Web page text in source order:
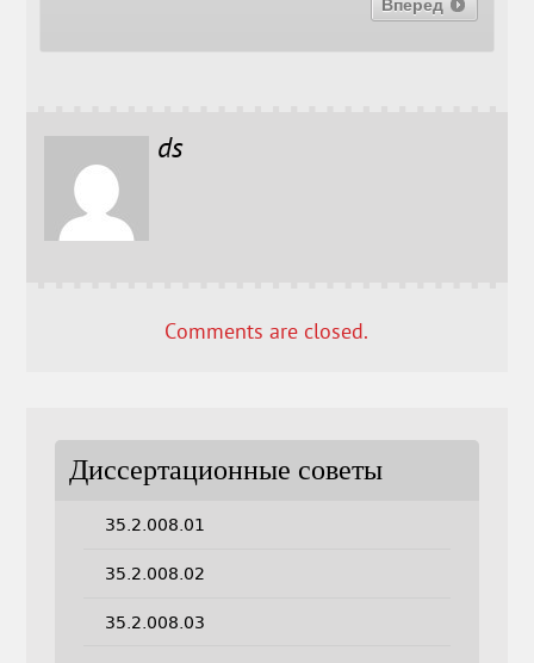
Вперед
ds
Comments are closed.
Диссертационные советы
35.2.008.01
35.2.008.02
35.2.008.03